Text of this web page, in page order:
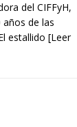
del CIFFyH,
de las
estallido [Leer